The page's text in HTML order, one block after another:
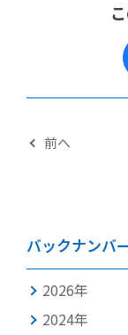
前へ
バックナンバ
2026年
2024年